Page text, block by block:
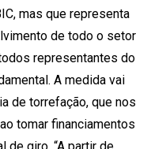
mas que representa
de todo o setor
representantes do
A medida vai
de torrefação, que nos
tomar financiamentos